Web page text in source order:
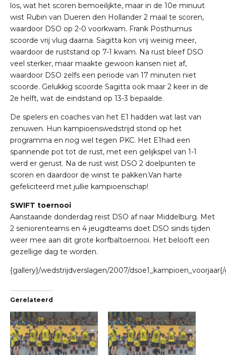
los, wat het scoren bemoeilijkte, maar in de 10e minuut
wist Rubin van Dueren den Hollander 2 maal te scoren,
waardoor DSO op 2-0 voorkwam. Frank Posthumus
scoorde vrij vlug daarna. Sagitta kon vrij weinig meer,
waardoor de ruststand op 7-1 kwam. Na rust bleef DSO
veel sterker, maar maakte gewoon kansen niet af,
waardoor DSO zelfs een periode van 17 minuten niet
scoorde. Gelukkig scoorde Sagitta ook maar 2 keer in de
2e helft, wat de eindstand op 13-3 bepaalde.
De spelers en coaches van het E1 hadden wat last van
zenuwen. Hun kampioenswedstrijd stond op het
programma en nog wel tegen PKC. Het E1had een
spannende pot tot de rust, met een gelijkspel van 1-1
werd er gerust. Na de rust wist DSO 2 doelpunten te
scoren en daardoor de winst te pakken.Van harte
gefeliciteerd met jullie kampioenschap!
SWIFT toernooi
Aanstaande donderdag reist DSO af naar Middelburg. Met
2 seniorenteams en 4 jeugdteams doet DSO sinds tijden
weer mee aan dit grote korfbaltoernooi. Het belooft een
gezellige dag te worden.
{gallery}/wedstrijdverslagen/2007/
Gerelateerd